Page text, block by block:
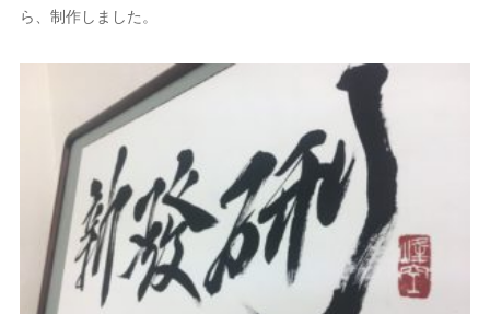
ら、制作しました。